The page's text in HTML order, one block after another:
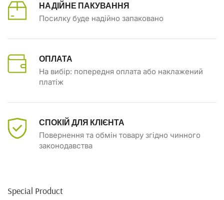
НАДІЙНЕ ПАКУВАННЯ
Посилку буде надійно запаковано
ОПЛАТА
На вибір: попередня оплата або наклажений
платіж
СПОКІЙ ДЛЯ КЛІЄНТА
Повернення та обмін товару згідно чинного
законодавства
Special Product